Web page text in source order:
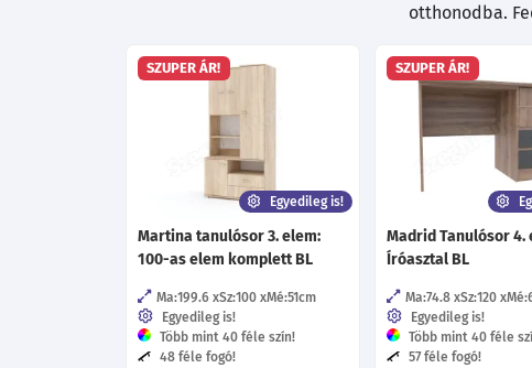
otthonodba.
SZUPER ÁR!
Egyedileg is!
Martina tanulósor 3. elem:
100-as elem komplett BL
Ma:199.6 Sz:100 Mé:51cm
Egyedileg is!
Több mint 40 féle szín!
48 féle fogó!
SZUPER ÁR!
Madrid Tanulósor 4.
Íróasztal BL
Ma:74.8 Sz:120
Egyedileg is!
Több mint 40 féle
57 féle fogó!